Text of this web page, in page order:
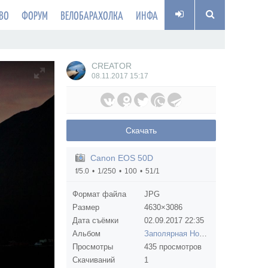
ФОРУМ ВЕЛОБАРАХОЛКА ИНФА
CREATOR
08.11.2017 15:17
Скачать
Canon EOS 50D
f/5.0 1/250 100 51/1
Формат файла
JPG
Размер
4630×3086
Дата съёмки
02.09.2017 22:35
Альбом
Заполярная Норвегия (июль-август 2017)
Просмотры
435 просмотров
Скачиваний
1